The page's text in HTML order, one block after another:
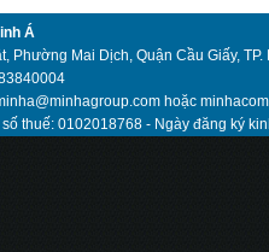
Á
Phường Mai Dịch, Quận Cầu Giấy, TP.
hoặc
thuế: 0102018768 - Ngày đăng ký